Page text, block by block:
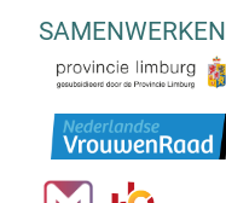
SAMENWERKEN